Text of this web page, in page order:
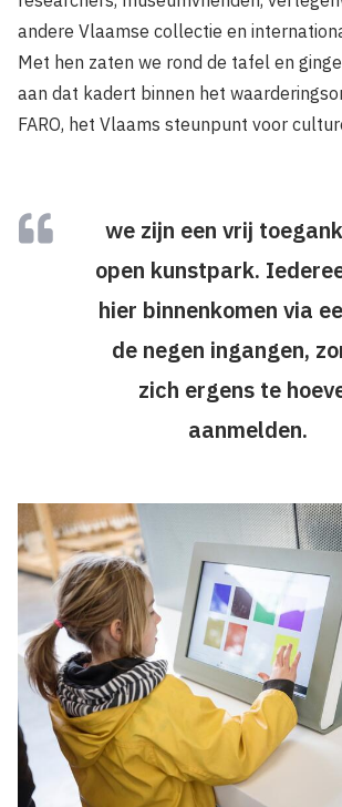
andere Vlaamse collectie en
Met hen zaten we rond de tafel en
aan dat kadert binnen het
FARO, het Vlaams steunpunt voor
we zijn een vrij
open kunstpark.
hier binnenkomen via
de negen ingangen,
zich ergens te
aanmelden.